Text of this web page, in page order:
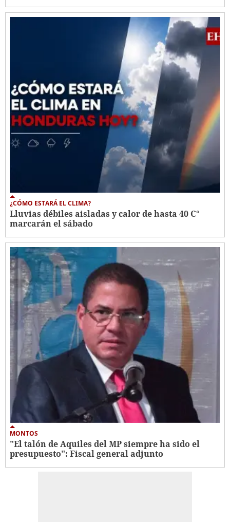
¿CÓMO ESTARÁ EL CLIMA?
Lluvias débiles aisladas y calor de hasta 40 C°
marcarán el sábado
MONTOS
"El talón de Aquiles del MP siempre ha sido el
presupuesto": Fiscal general adjunto